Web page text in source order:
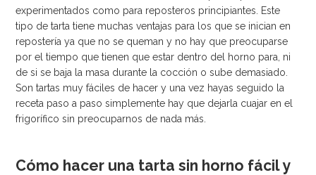
experimentados como para reposteros principiantes. Este
tipo de tarta tiene muchas ventajas para los que se inician en
repostería ya que no se queman y no hay que preocuparse
por el tiempo que tienen que estar dentro del horno para, ni
de si se baja la masa durante la cocción o sube demasiado.
Son tartas muy fáciles de hacer y una vez hayas seguido la
receta paso a paso simplemente hay que dejarla cuajar en el
frigorífico sin preocuparnos de nada más.
Cómo hacer una tarta sin horno fácil y